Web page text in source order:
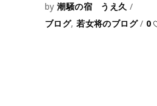
by潮騒の宿 うえ久
ブログ,若女将のブログ 0